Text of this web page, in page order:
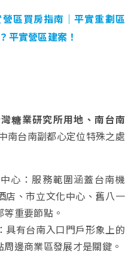
區買房指南｜平實重劃區
平實營區建案！
糖業研究所用地、南台南
南台南副都心定位特殊之處
心：服務範圍涵蓋台南機
店、市立文化中心、舊八一
重要節點。
具有台南入口門戶形象上的
邊商業區發展才是關鍵。